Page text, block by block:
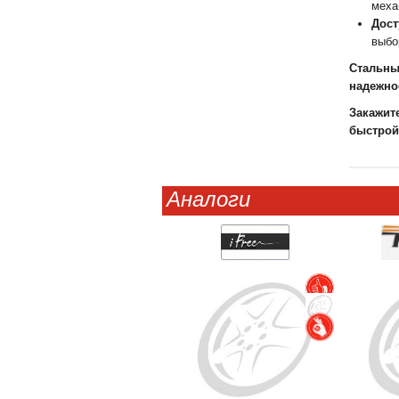
Аналоги